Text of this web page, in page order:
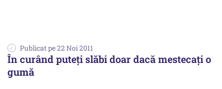
Publicat pe 22 Noi 2011
În curând puteţi slăbi doar dacă mestecaţi o
gumă